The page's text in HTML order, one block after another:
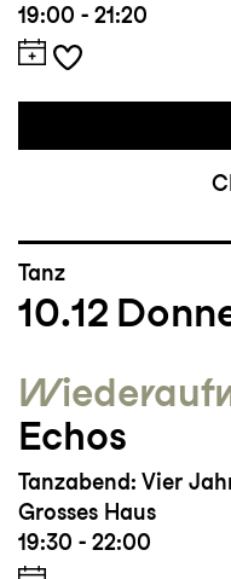
19:00 - 21:20
Tanz
10.12
Echos
Tanzabend: Vier
Grosses Haus
19:30 - 22:00